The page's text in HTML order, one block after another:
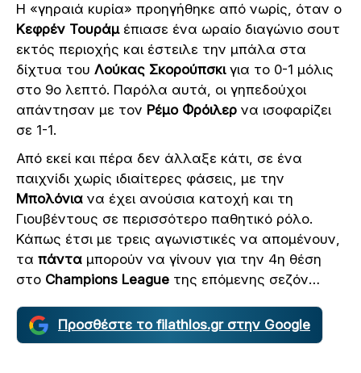
H «γηραιά κυρία» προηγήθηκε από νωρίς, όταν ο
Κεφρέν Τουράμέπιασε ένα ωραίο διαγώνιο σουτ
εκτός περιοχής και έστειλε την μπάλα στα
δίχτυα του Λούκας Σκορούπσκιγια το 0-1 μόλις
στο 9ο λεπτό. Παρόλα αυτά, οι γηπεδούχοι
απάντησαν με τον Ρέμο Φρόιλερ να ισοφαρίζει
σε 1-1.
Από εκεί και πέρα δεν άλλαξε κάτι, σε ένα
παιχνίδι χωρίς ιδιαίτερες φάσεις, με την
Μπολόνια να έχει ανούσια κατοχή και τη
Γιουβέντους σε περισσότερο παθητικό ρόλο.
Κάπως έτσι με τρεις αγωνιστικές να απομένουν,
τα πάντα μπορούν να γίνουν για την 4η θέση
στο Champions League της επόμενης σεζόν…
Προσθέστε το filathlos.gr στην Google